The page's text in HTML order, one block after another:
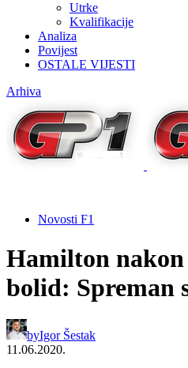
Utrke
Kvalifikacije
Analiza
Povijest
OSTALE VIJESTI
Arhiva
Novosti F1
Hamilton
bolid: Spreman
byIgor Šestak
11.06.2020.